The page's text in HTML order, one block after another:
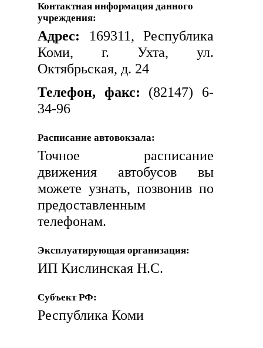
Контактная информация данного
учреждения:
Адрес: 169311, Республика
Коми, г. Ухта, ул.
Октябрьская, д. 24
Телефон, факс: (82147) 6-
34-96
Расписание автовокзала:
Точное расписание
движения автобусов вы
можете узнать, позвонив по
предоставленным
телефонам.
Эксплуатирующая организация:
ИП Кислинская Н.С.
Субъект РФ:
Республика Коми